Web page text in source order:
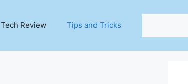
Tech Review Tips and Tricks